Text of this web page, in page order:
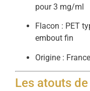
pour 3 mg/ml
Flacon : PET
embout fin
Origine : France
Les atouts de